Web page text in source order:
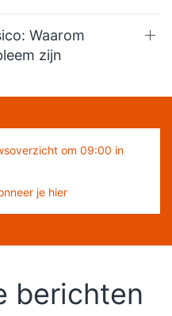
Waarom
zijn
om 09:00 in
je hier
berichten